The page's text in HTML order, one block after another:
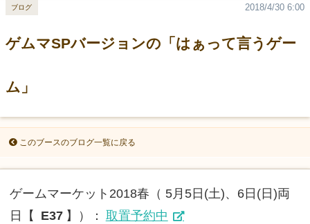
ゲムマSPバージョンの「はぁって言うゲー
ム」
2018/4/30 6:00
ブログ
このブースのブログ一覧に戻る
ゲームマーケット2018春（ 5月5日(土)、6日(日)両
日【
E37 】）： 取置予約中